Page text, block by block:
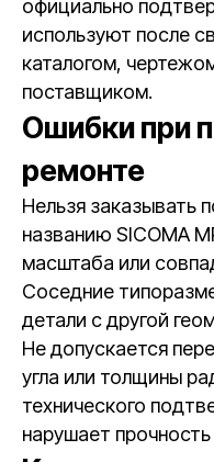
официально
используют после
каталогом,
поставщиком.
Ошибки при
ремонте
Нельзя заказывать
названию SICOMA
масштаба или
Соседние
детали с другой
Не допускается
угла или толщины
технического
нарушает